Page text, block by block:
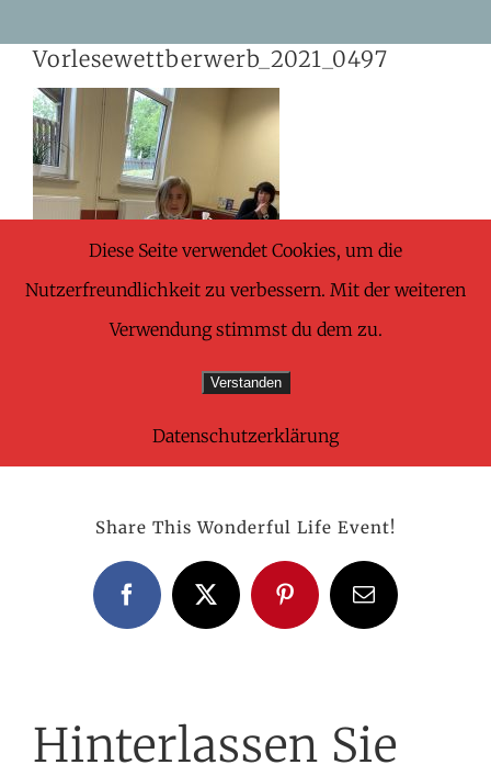
content
Vorlesewettberwerb_2021_0497
Share This Wonderful Life Event!
FacebookX PinterestE-
Mail
Hinterlassen Sie
Diese Seite verwendet Cookies, um die
Nutzerfreundlichkeit zu verbessern. Mit der weiteren
Verwendung stimmst du dem zu.
Verstanden
Datenschutzerklärung